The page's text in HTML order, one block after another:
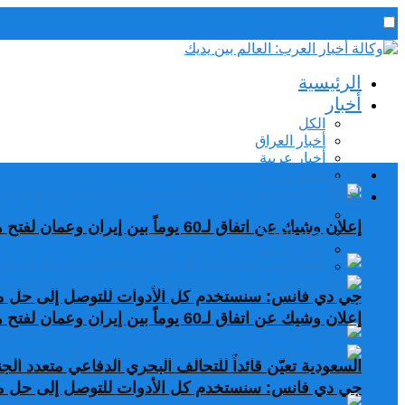
رئيس التحرير / د. اسماعيل الجنابي
الخميس,6 أغسطس, 2026الرئيسية
أخبار
الكل
أخبار العراق
أخبار عربية
إعلان وشيك عن اتفاق لـ60 يوماً بين إيران وعمان لفتح هرمز
جي دي فانس: سنستخدم كل الأدوات للتوصل إلى حل
السعودية تعيّن قائداً للتحالف البحري الدفاعي متعدد
الرئيسية
أخبار
أخبار العراق
إعلان وشيك عن اتفاق لـ60 يوماً بين إيران وعمان لفتح هرمز
جي دي فانس: سنستخدم كل الأدوات للتوصل إلى حل